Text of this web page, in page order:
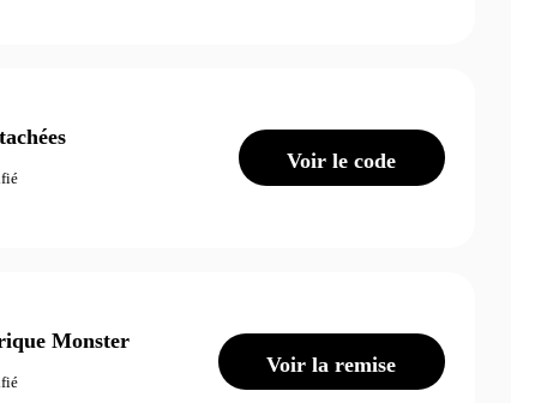
Voir le code
Monster
Voir la remise